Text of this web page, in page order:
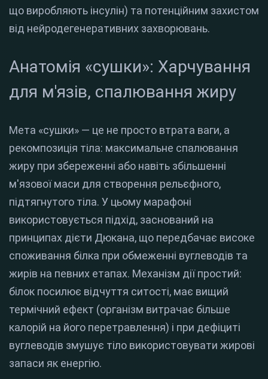
що виробляють інсулін) та потенційним захистом
від нейродегенеративних захворювань.
Анатомія «сушки»: Харчування
для м'язів, спалювання жиру
Мета «сушки» — це не просто втрата ваги, а
рекомпозиція тіла: максимальне спалювання
жиру при збереженні або навіть збільшенні
м'язової маси для створення рельєфного,
підтягнутого тіла. У цьому марафоні
використовується підхід, заснований на
принципах дієти Дюкана, що передбачає високе
споживання білка при обмеженні вуглеводів та
жирів на певних етапах. Механізм дії простий:
білок посилює відчуття ситості, має вищий
термічний ефект (організм витрачає більше
калорій на його перетравлення) і при дефіциті
вуглеводів змушує тіло використовувати жирові
запаси як енергію.